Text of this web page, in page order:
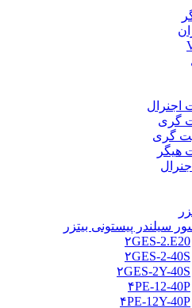
اجنرال
گری
گری
هیگر
سیلندر پیستونی بیتزر
۲GES-2.E20
۲GES-2-40S
۲GES-2Y-40S
۴PE-12-40P
۴PE-12Y-40P